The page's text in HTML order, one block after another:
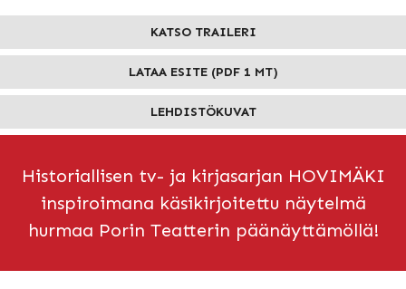
KATSO TRAILERI
LATAA ESITE (PDF 1 MT)
LEHDISTÖKUVAT
Historiallisen tv- ja kirjasarjan HOVIMÄKI
inspiroimana käsikirjoitettu näytelmä
hurmaa Porin Teatterin päänäyttämöllä!